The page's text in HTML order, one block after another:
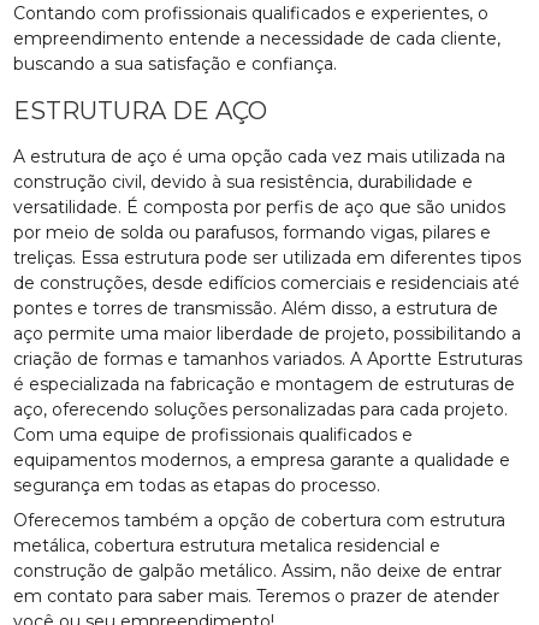
Contando com profissionais qualificados e experientes, o
empreendimento entende a necessidade de cada cliente,
buscando a sua satisfação e confiança.
ESTRUTURA DE AÇO
A estrutura de aço é uma opção cada vez mais utilizada na
construção civil, devido à sua resistência, durabilidade e
versatilidade. É composta por perfis de aço que são unidos
por meio de solda ou parafusos, formando vigas, pilares e
treliças. Essa estrutura pode ser utilizada em diferentes tipos
de construções, desde edifícios comerciais e residenciais até
pontes e torres de transmissão. Além disso, a estrutura de
aço permite uma maior liberdade de projeto, possibilitando a
criação de formas e tamanhos variados. A Aportte Estruturas
é especializada na fabricação e montagem de estruturas de
aço, oferecendo soluções personalizadas para cada projeto.
Com uma equipe de profissionais qualificados e
equipamentos modernos, a empresa garante a qualidade e
segurança em todas as etapas do processo.
Oferecemos também a opção de cobertura com estrutura
metálica, cobertura estrutura metalica residencial e
construção de galpão metálico. Assim, não deixe de entrar
em contato para saber mais. Teremos o prazer de atender